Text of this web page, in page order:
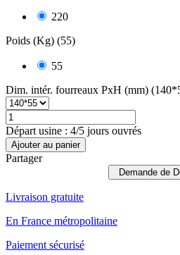
220
Poids (Kg) (55)
55
Dim. intér. fourreaux PxH (mm)
Départ usine : 4/5 jours ouvrés
Ajouter au panier
Partager
Demande de
Livraison gratuite
En France métropolitaine
Paiement sécurisé